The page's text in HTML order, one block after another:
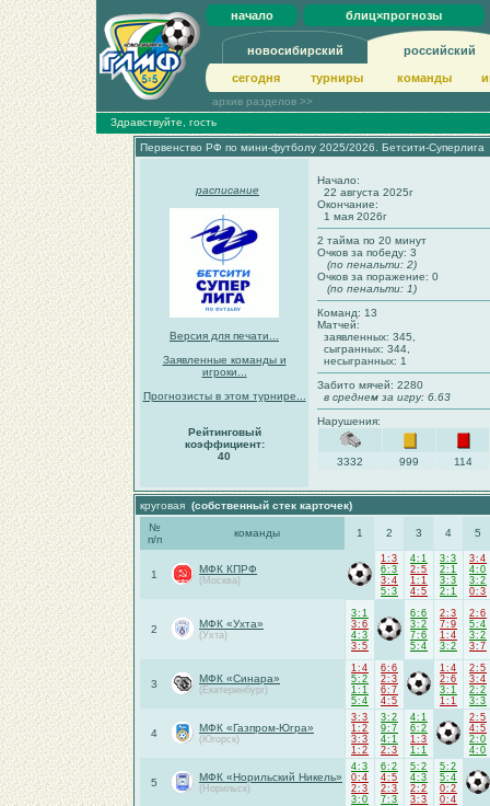
начало блиц×прогнозы
новосибирский российский
сегодня турниры команды
архив разделов >>
Здравствуйте, гость
Первенство РФ по мини-футболу 2025/2026. Бетсити-Суперлига
расписание
Версия для печати...
Заявленные команды и
игроки...
Прогнозисты в этом турнире...
Рейтинговый
коэффициент:
40
Начало:
22 августа 2025г
Окончание:
1 мая 2026г
2 тайма по 20 минут
Очков за победу: 3
(по пенальти: 2)
Очков за поражение: 0
(по пенальти: 1)
Команд: 13
Матчей:
заявленных: 345,
сыгранных: 344,
несыгранных: 1
Забито мячей: 2280
в среднем за игру: 6.63
Нарушения:
3332 999 114
круговая (собственный стек карточек)
№
п/п
команды 1 2 3 4 5
1 МФК КПРФ
(Москва)
1:3
6:3
3:4
5:3
4:1
2:5
1:1
4:5
3:3
2:1
3:3
2:1
3:4
4:0
3:2
0:3
2 МФК «Ухта»
(Ухта)
3:1
3:6
4:3
3:5
6:6
3:2
7:6
5:4
2:3
7:9
1:4
3:2
2:6
5:4
3:2
3:7
3 МФК «Синара»
(Екатеринбург)
1:4
5:2
1:1
5:4
6:6
2:3
6:7
4:5
1:4
2:6
3:1
1:1
2:5
3:4
2:2
3:3
4 МФК «Газпром-Югра»
(Югорск)
3:3
1:2
3:3
1:2
3:2
9:7
4:1
2:3
4:1
6:2
1:3
1:1
2:5
4:5
2:0
4:0
5 МФК «Норильский Никель»
(Норильск)
4:3
0:4
2:3
3:0
6:2
4:5
2:3
7:3
5:2
4:3
2:2
3:3
5:2
5:4
0:2
0:4